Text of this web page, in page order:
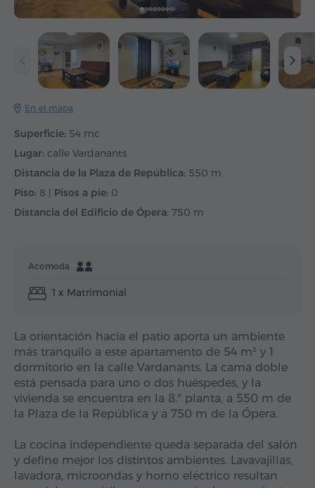
En el mapa
Superficie: 54 mc
Lugar: calle Vardanants
Distancia de la Plaza de República: 550 m
Piso: 8 | Pisos a pie: 0
Distancia del Edificio de Ópera: 750 m
Acomoda
1 x Matrimonial
La orientación hacia el patio aporta un ambiente
más tranquilo a este apartamento de 54 m² y 1
dormitorio en la calle Vardanants. La cama doble
está pensada para uno o dos huéspedes, y la
vivienda se encuentra en la 8.ª planta, a 550 m de
la Plaza de la República y a 750 m de la Ópera.
La cocina independiente queda separada del salón
y define mejor los distintos ambientes. Lavavajillas,
lavadora, microondas y horno eléctrico resultan